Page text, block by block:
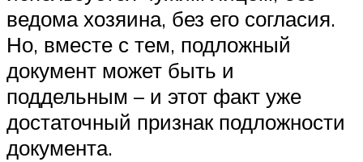
ведома хозяина, без его согласия.
Но, вместе с тем, подложный
документ может быть и
поддельным – и этот факт уже
достаточный признак подложности
документа.